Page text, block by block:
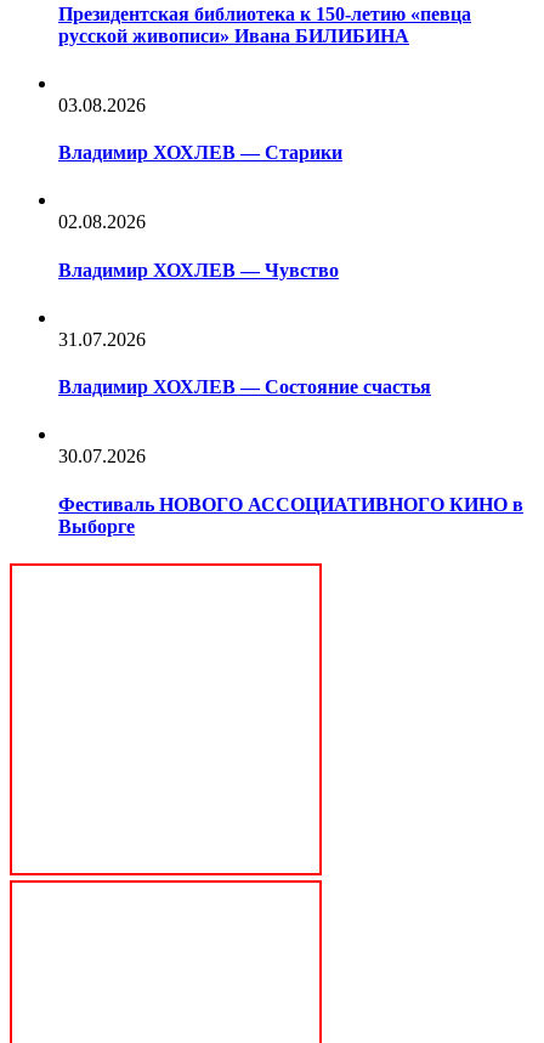
Президентская библиотека к 150-летию «певца
русской живописи» Ивана БИЛИБИНА
03.08.2026
Владимир ХОХЛЕВ — Старики
02.08.2026
Владимир ХОХЛЕВ — Чувство
31.07.2026
Владимир ХОХЛЕВ — Состояние счастья
30.07.2026
Фестиваль НОВОГО АССОЦИАТИВНОГО КИНО в
Выборге